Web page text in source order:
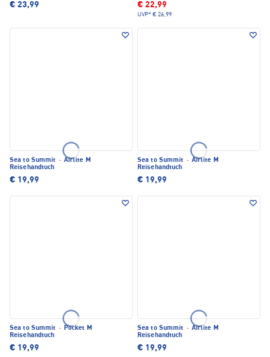
€ 23,99 € 22,99
UVP* € 26,99
Sea to Summit · Airlite M
Reisehandtuch
€ 19,99
Sea to Summit · Airlite M
Reisehandtuch
€ 19,99
Sea to Summit · Pocket M
Reisehandtuch
€ 19,99
Sea to Summit · Airlite M
Reisehandtuch
€ 19,99